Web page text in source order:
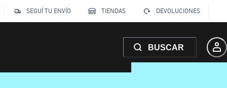
SEGUÍ TU ENVÍO
TIENDAS DEVOLUCIONES
BUSCAR